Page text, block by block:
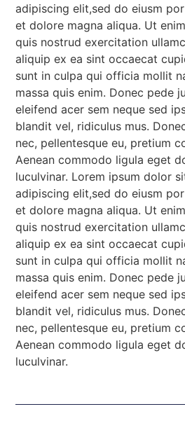
adipiscing elit,sed do eiusm
et dolore magna aliqua. Ut
quis nostrud exercitation
aliquip ex ea sint occaecat
sunt in culpa qui officia mollit
massa quis enim. Donec pede
eleifend acer sem neque sed
blandit vel, ridiculus mus.
nec, pellentesque eu, pretium
Aenean commodo ligula eget
luculvinar. Lorem ipsum dolor
adipiscing elit,sed do eiusm
et dolore magna aliqua. Ut
quis nostrud exercitation
aliquip ex ea sint occaecat
sunt in culpa qui officia mollit
massa quis enim. Donec pede
eleifend acer sem neque sed
blandit vel, ridiculus mus.
nec, pellentesque eu, pretium
Aenean commodo ligula eget
luculvinar.